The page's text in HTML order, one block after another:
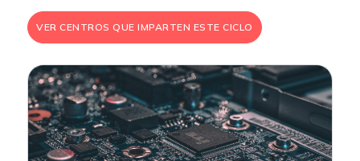
VER CENTROS QUE IMPARTEN ESTE CICLO